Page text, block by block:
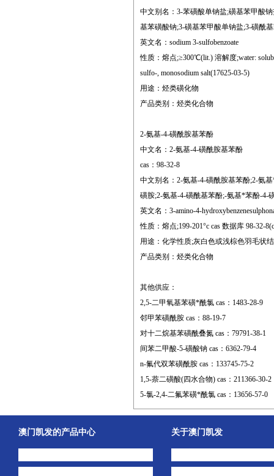
中文别名：3-苯磺酸单钠盐;磺基苯甲酸
基苯磺酸钠;3-磺基苯甲酸单钠盐;3-磺酰
英文名：sodium 3-sulfobenzoate
性质：熔点;≥300℃(lit.) 溶解度;water:
sulfo-, monosodium salt(17625-03-5)
用途：烃类磺化物
产品类别：烃类化合物
2-氨基-4-磺酰胺基苯酚
中文名：2-氨基-4-磺酰胺基苯酚
cas：98-32-8
中文别名：2-氨基-4-磺酰胺基苯酚;2-氨
磺胺;2-氨基-4-磺酰基苯酚;-氨基*苯酚-4-
英文名：3-amino-4-
性质：熔点;199-201°c cas 数据库 98-32-
用途：化学性质;灰白色或浅棕色羽毛状
产品类别：烃类化合物
其他供应：
2,5-二甲氧基苯磺*酰氯 cas：1483-28-9
邻甲苯磺酰胺 cas：88-19-7
对十二烷基苯磺酰叠氮 cas：79791-38-1
间苯二甲酸-5-磺酸钠 cas：6362-79-4
n-氟代双苯磺酰胺 cas：133745-75-2
1,5-萘二磺酸(四水合物) cas：211366-30-2
5-氯-2,4-二氟苯磺*酰氯 cas：13656-57-0
澳门凯发的产品中心 关于澳门凯发